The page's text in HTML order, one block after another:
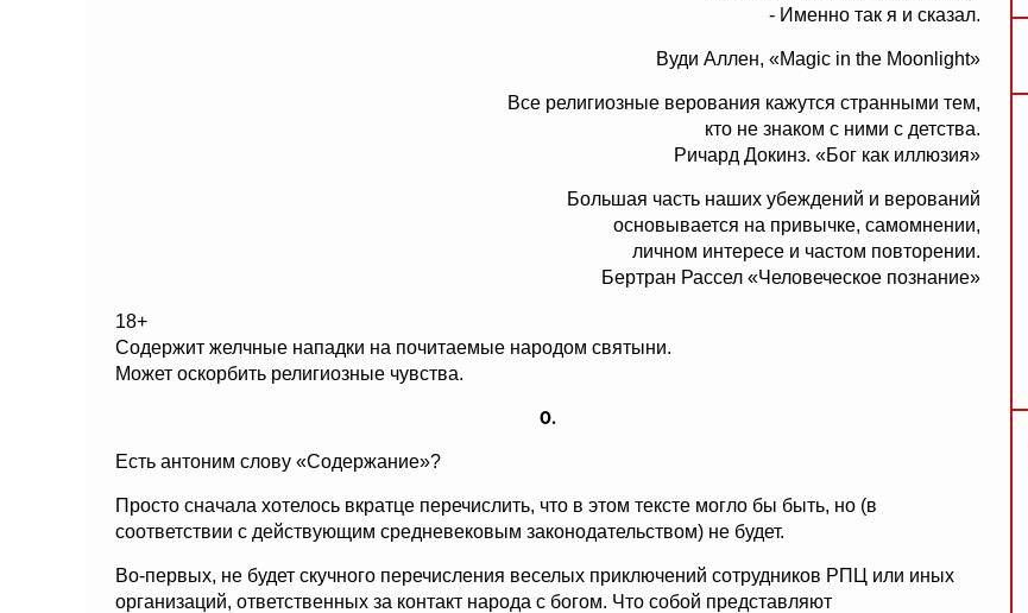
- Именно так я и сказал.
Вуди Аллен, «Magic in the Moonlight»
Все религиозные верования кажутся странными тем,
кто не знаком с ними с детства.
Ричард Докинз. «Бог как иллюзия»
Большая часть наших убеждений и верований
основывается на привычке, самомнении,
личном интересе и частом повторении.
Бертран Рассел «Человеческое познание»
18+
Содержит желчные нападки на почитаемые народом святыни.
Может оскорбить религиозные чувства.
0.
Есть антоним слову «Содержание»?
Просто сначала хотелось вкратце перечислить, что в этом тексте могло бы быть, но (в
соответствии с действующим средневековым законодательством) не будет.
Во-первых, не будет скучного перечисления веселых приключений сотрудников РПЦ или иных
организаций, ответственных за контакт народа с богом. Что собой представляют